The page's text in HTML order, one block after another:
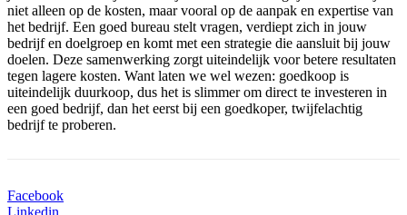
niet alleen op de kosten, maar vooral op de aanpak en expertise van
het bedrijf. Een goed bureau stelt vragen, verdiept zich in jouw
bedrijf en doelgroep en komt met een strategie die aansluit bij jouw
doelen. Deze samenwerking zorgt uiteindelijk voor betere resultaten
tegen lagere kosten. Want laten we wel wezen: goedkoop is
uiteindelijk duurkoop, dus het is slimmer om direct te investeren in
een goed bedrijf, dan het eerst bij een goedkoper, twijfelachtig
bedrijf te proberen.
Facebook